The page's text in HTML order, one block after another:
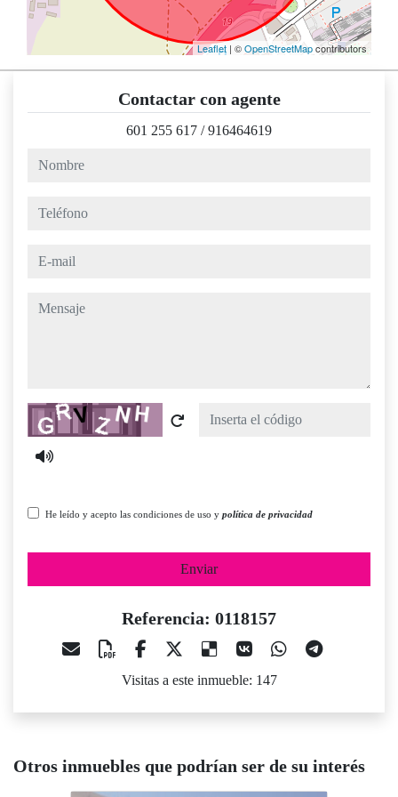
Leaflet | ©OpenStreetMapcontributors
Contactar con agente
601 255 617 /916464619
nombre
teléfono
e-mail
mensaje
Captcha
He leído y acepto las condiciones de uso y política de privacidad
Enviar
Referencia: 0118157
Visitas a este inmueble: 147
Otros inmuebles que podrían ser de su interés